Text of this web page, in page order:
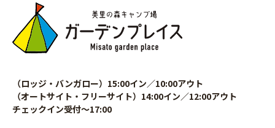
（ロッジ・バンガロー）15:00イン／10:00アウト
（オートサイト・フリーサイト）14:00イン／12:00アウト
チェックイン受付〜17:00